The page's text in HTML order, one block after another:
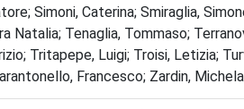
Simoni, Caterina; Smiraglia,
Natalia; Tenaglia, Tommaso;
Tritapepe, Luigi; Troisi, Letizia;
Francesco; Zardin,